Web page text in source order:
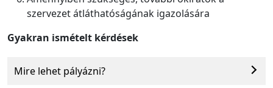
szervezet átláthatóságának igazolására
Gyakran ismételt kérdések
Mire lehet pályázni?